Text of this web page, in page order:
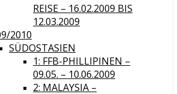
REISE – 16.02.2009 BIS
12.03.2009
2010
SÜDOSTASIEN
1: FFB-PHILLIPINEN –
09.05. – 10.06.2009
2: MALAYSIA –